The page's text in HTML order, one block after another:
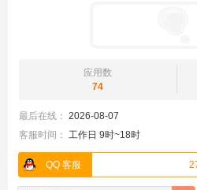
应用数
74
最后在线： 2026-08-07
客服时间： 工作日 9时~18时
QQ 客服